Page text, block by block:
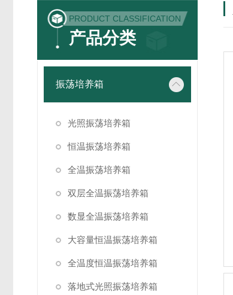
PRODUCT CLASSIFICATION
产品分类
振荡培养箱
光照振荡培养箱
恒温振荡培养箱
全温振荡培养箱
双层全温振荡培养箱
数显全温振荡培养箱
大容量恒温振荡培养箱
全温度恒温振荡培养箱
落地式光照振荡培养箱